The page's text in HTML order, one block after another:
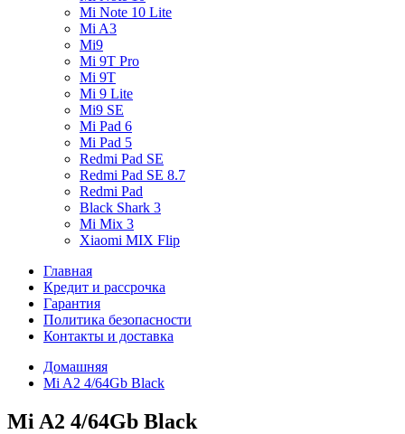
Mi Note 10 Lite
Mi A3
Mi9
Mi 9T Pro
Mi 9T
Mi 9 Lite
Mi9 SE
Mi Pad 6
Mi Pad 5
Redmi Pad SE
Redmi Pad SE 8.7
Redmi Pad
Black Shark 3
Mi Mix 3
Xiaomi MIX Flip
Главная
Кредит и рассрочка
Гарантия
Политика безопасности
Контакты и доставка
Домашняя
Mi A2 4/64Gb Black
Mi A2 4/64Gb Black